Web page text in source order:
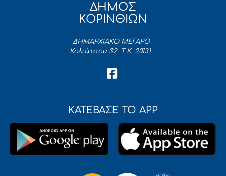
ΔΗΜΟΣ
ΚΟΡΙΝΘΙΩΝ
ΔΗΜΑΡΧΙΑΚΟ ΜΕΓΑΡΟ
Κολιάτσου 32, Τ.Κ. 20131
ΚΑΤΕΒΑΣΕ ΤΟ APP